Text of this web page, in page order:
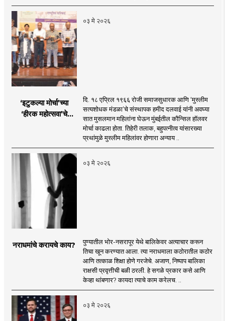
०३ मे २०२६
‘इटुकल्या मोर्चा’च्या
‘हीरक महोत्सवा’चे
दि. १८ एप्रिल १९६६ रोजी समाजसुधारक आणि ‘मुस्लीम
सत्यशोधक मंडळा’चे संस्थापक हमीद दलवाई यांनी अवघ्या
सात मुसलमान महिलांना घेऊन मुंबईतील कौन्सिल हॉलवर
मोर्चा काढला होता. तिहेरी तलाक, बहुपत्नीत्व यांसारख्या
प्रथांमुळे मुस्लीम महिलांवर होणारा अन्याय ..
०३ मे २०२६
नराधमांचे करायचे काय?
पुण्यातील भोर-नसरापूर येथे बालिकेवर अत्याचार करून
तिचा खून करण्यात आला. त्या नराधमाला कठोरातील कठोर
आणि तत्काळ शिक्षा होणे गरजेचे. अजाण, निष्पाप बालिका
राक्षसी प्रवृत्तीची बळी ठरली. हे सगळे प्रकार कसे आणि
केव्हा थांबणार? कायदा त्याचे काम करेलच. ..
०३ मे २०२६